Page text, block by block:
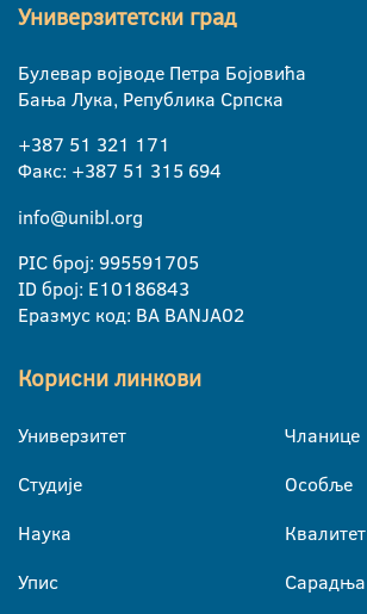
Универзитетски град
Булевар војводе Петра Бојовића
Бања Лука, Република Српска
+387 51 321 171
Факс: +387 51 315 694
info@unibl.org
PIC број: 995591705
ID број: E10186843
Еразмус код: BA BANJA02
Корисни линкови
Универзитет
Студије
Наука
Упис
Чланице
Особље
Квалитет
Сарадња